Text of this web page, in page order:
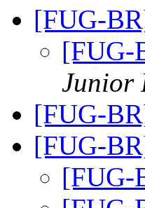
[FUG-
[FUG-
Junior
[FUG-
[FUG-
[FUG-